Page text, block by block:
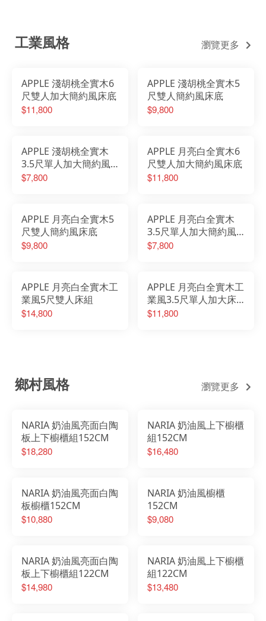
工業風格 瀏覽更多
APPLE 淺胡桃全實木6
尺雙人加大簡約風床底
$11,800
APPLE 淺胡桃全實木5
尺雙人簡約風床底
$9,800
APPLE 淺胡桃全實木
3.5尺單人加大簡約風
床底
$7,800
APPLE 月亮白全實木6
尺雙人加大簡約風床底
$11,800
APPLE 月亮白全實木5
尺雙人簡約風床底
$9,800
APPLE 月亮白全實木
3.5尺單人加大簡約風
床底
$7,800
APPLE 月亮白全實木工
業風5尺雙人床組
$14,800
APPLE 月亮白全實木工
業風3.5尺單人加大床
組
$11,800
鄉村風格 瀏覽更多
NARIA 奶油風亮面白陶
板上下櫥櫃組152CM
$18,280
NARIA 奶油風上下櫥櫃
組152CM
$16,480
NARIA 奶油風亮面白陶
板櫥櫃152CM
$10,880
NARIA 奶油風櫥櫃
152CM
$9,080
NARIA 奶油風亮面白陶
板上下櫥櫃組122CM
$14,980
NARIA 奶油風上下櫥櫃
組122CM
$13,480